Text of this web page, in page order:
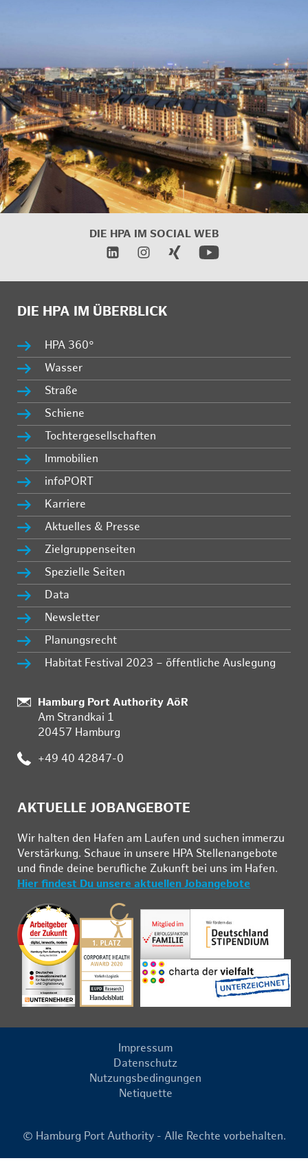
DIE HPA IM SOCIAL WEB
DIE HPA IM ÜBERBLICK
HPA 360°
Wasser
Straße
Schiene
Tochtergesellschaften
Immobilien
infoPORT
Karriere
Aktuelles & Presse
Zielgruppenseiten
Spezielle Seiten
Data
Newsletter
Planungsrecht
Habitat Festival 2023 – öffentliche Auslegung
:
Hamburg Port Authority AöR
Am Strandkai 1
20457 Hamburg
: +49 40 42847-0
AKTUELLE JOBANGEBOTE
Wir hal­ten den Ha­fen am Lau­fen und su­chen im­mer­zu
Ver­stär­kung. Schau­e in un­se­re HPA Stel­len­an­ge­bo­te
und fin­de deine be­ruf­li­che Zu­kunft bei uns im Ha­fen.
Hier findest Du unsere aktuellen Jobangebote
Impressum
Datenschutz
Nutzungsbedingungen
Netiquette
© Hamburg Port Authority - Alle Rechte vorbehalten.